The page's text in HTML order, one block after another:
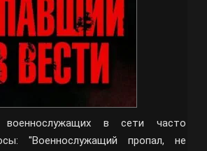
военнослужащих в сети часто
"Военнослужащий пропал, не